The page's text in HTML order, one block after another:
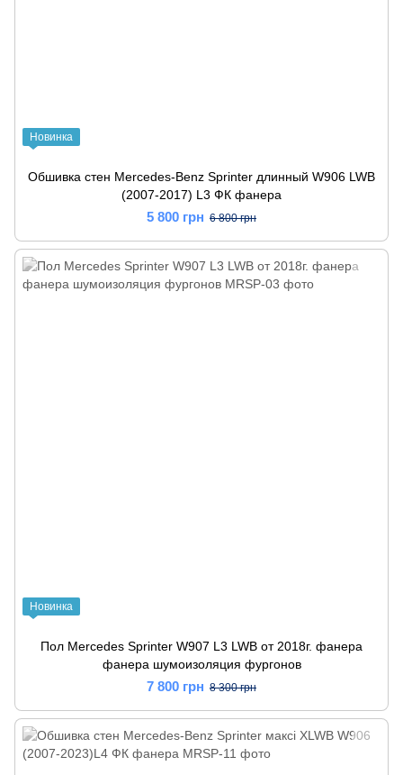
Новинка
Обшивка стен Mercedes-Benz Sprinter длинный W906 LWB
(2007-2017) L3 ФК фанера
5 800 грн 6 800 грн
Новинка
Пол Mercedes Sprinter W907 L3 LWB от 2018г. фанера
фанера шумоизоляция фургонов
7 800 грн 8 300 грн